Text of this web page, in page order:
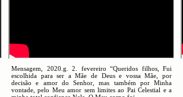
Mensagem, 2020.g. 2. fevereiro “Queridos filhos, Fui
escolhida para ser a Mãe de Deus e vossa Mãe, por
decisão e amor do Senhor, mas também por Minha
vontade, pelo Meu amor sem limites ao Pai Celestial e a